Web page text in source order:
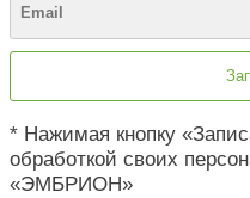
* Нажимая кнопку
обработкой своих
«ЭМБРИОН»